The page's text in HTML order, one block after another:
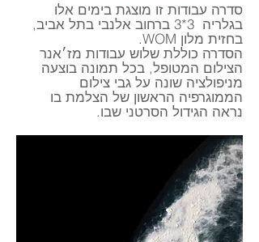
סדרה עבודות זו מוצגת בימים אלו
בגלריה 3*3 ברחוב אלנבי בתל אביב,
בחזית מלון WOM.
הסדרה כוללת שלוש עבודות מז׳אנר
הצילום המטופל, בכל תמונה בוצעה
מניפולציה שונה על גבי צילום
הממוגרפיה הראשון של הצלמת בו
נראה הגידול הסרטני שבו.